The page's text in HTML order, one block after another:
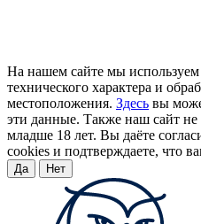
На нашем сайте мы
технического характера и
местоположения. Здесь вы
эти данные. Также наш сайт не
младше 18 лет. Вы даёте
cookies и подтверждаете, что
Да Нет